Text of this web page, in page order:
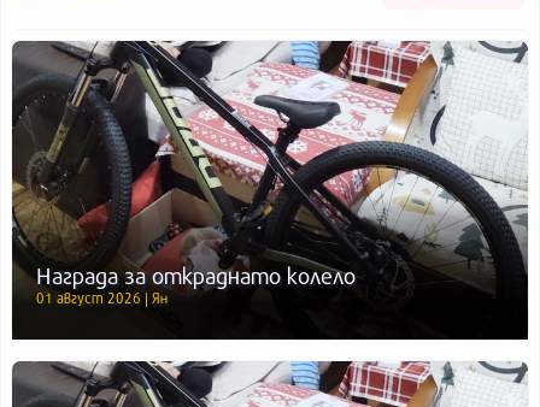
Награда за откраднато колело
01 август 2026 | Ян